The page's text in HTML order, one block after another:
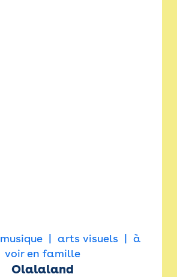
musique arts visuels
à
voir en famille
Olalaland